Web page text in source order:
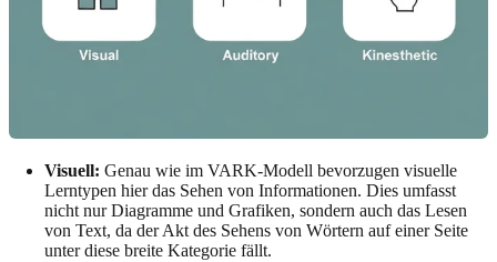
Visuell: Genau wie im VARK-Modell bevorzugen visuelle
Lerntypen hier das Sehen von Informationen. Dies umfasst
nicht nur Diagramme und Grafiken, sondern auch das Lesen
von Text, da der Akt des Sehens von Wörtern auf einer Seite
unter diese breite Kategorie fällt.